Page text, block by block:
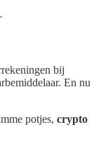
bij
En nu
potjes, crypto